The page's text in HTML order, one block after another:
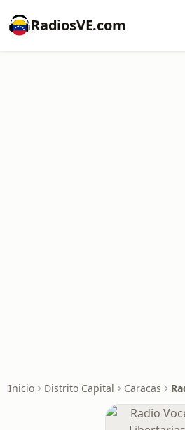
RadiosVE.com
Inicio Distrito Capital Caracas